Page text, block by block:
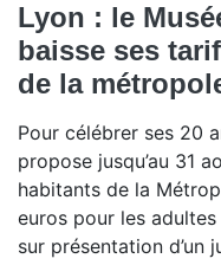
Lyon : le
baisse ses
de la
Pour célébrer ses 20
propose jusqu’au 31
habitants de la
euros pour les
sur présentation d’un